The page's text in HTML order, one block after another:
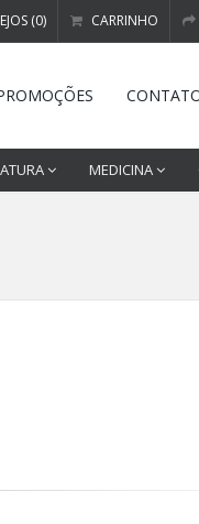
(0) CARRINHO
MEDICINA